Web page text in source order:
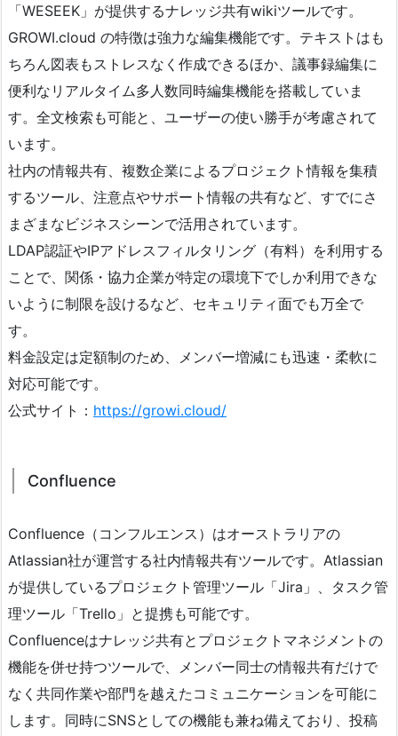
「WESEEK」が提供するナレッジ共有wikiツールです。
GROWI.cloud の特徴は強力な編集機能です。テキストはも
ちろん図表もストレスなく作成できるほか、議事録編集に
便利なリアルタイム多人数同時編集機能を搭載していま
す。全文検索も可能と、ユーザーの使い勝手が考慮されて
います。
社内の情報共有、複数企業によるプロジェクト情報を集積
するツール、注意点やサポート情報の共有など、すでにさ
まざまなビジネスシーンで活用されています。
LDAP認証やIPアドレスフィルタリング（有料）を利用する
ことで、関係・協力企業が特定の環境下でしか利用できな
いように制限を設けるなど、セキュリティ面でも万全で
す。
料金設定は定額制のため、メンバー増減にも迅速・柔軟に
対応可能です。
公式サイト： https://growi.cloud/
Confluence
Confluence（コンフルエンス）はオーストラリアの
Atlassian社が運営する社内情報共有ツールです。Atlassian
が提供しているプロジェクト管理ツール「Jira」、タスク管
理ツール「Trello」と提携も可能です。
Confluenceはナレッジ共有とプロジェクトマネジメントの
機能を併せ持つツールで、メンバー同士の情報共有だけで
なく共同作業や部門を越えたコミュニケーションを可能に
します。同時にSNSとしての機能も兼ね備えており、投稿